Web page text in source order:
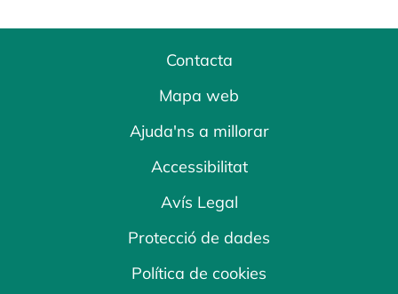
Contacta
Mapa web
Ajuda'ns a millorar
Accessibilitat
Avís Legal
Protecció de dades
Política de cookies